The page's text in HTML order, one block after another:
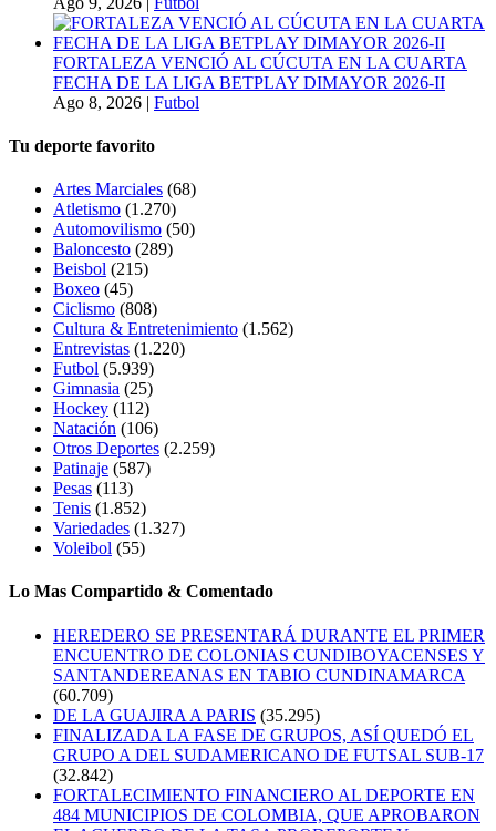
FORTALEZA VENCIÓ AL CÚCUTA EN LA CUARTA
FECHA DE LA LIGA BETPLAY DIMAYOR 2026-II
Ago 8, 2026 | Futbol
Tu deporte favorito
Artes Marciales (68)
Atletismo (1.270)
Automovilismo (50)
Baloncesto (289)
Beisbol (215)
Boxeo (45)
Ciclismo (808)
Cultura & Entretenimiento (1.562)
Entrevistas (1.220)
Futbol (5.939)
Gimnasia (25)
Hockey (112)
Natación (106)
Otros Deportes (2.259)
Patinaje (587)
Pesas (113)
Tenis (1.852)
Variedades (1.327)
Voleibol (55)
Lo Mas Compartido & Comentado
HEREDERO SE PRESENTARÁ DURANTE EL PRIMER
ENCUENTRO DE COLONIAS CUNDIBOYACENSES Y
SANTANDEREANAS EN TABIO CUNDINAMARCA
(60.709)
DE LA GUAJIRA A PARIS (35.295)
FINALIZADA LA FASE DE GRUPOS, ASÍ QUEDÓ EL
GRUPO A DEL SUDAMERICANO DE FUTSAL SUB-17
(32.842)
FORTALECIMIENTO FINANCIERO AL DEPORTE EN
484 MUNICIPIOS DE COLOMBIA, QUE APROBARON